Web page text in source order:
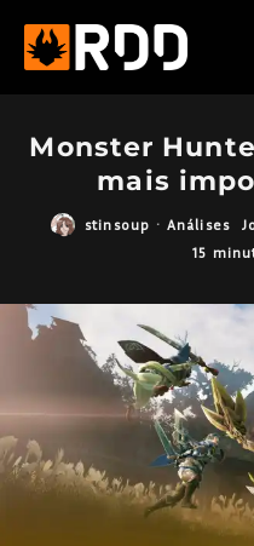
Monster
mais
stinsoup · Análises
15